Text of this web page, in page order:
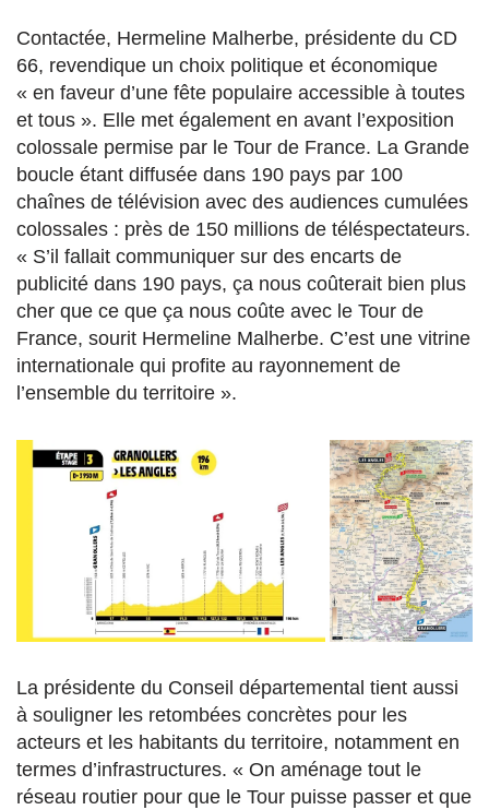
Contactée, Hermeline Malherbe, présidente du CD
66, revendique un choix politique et économique
« en faveur d’une fête populaire accessible à toutes
et tous ». Elle met également en avant l’exposition
colossale permise par le Tour de France. La Grande
boucle étant diffusée dans 190 pays par 100
chaînes de télévision avec des audiences cumulées
colossales : près de 150 millions de téléspectateurs.
« S’il fallait communiquer sur des encarts de
publicité dans 190 pays, ça nous coûterait bien plus
cher que ce que ça nous coûte avec le Tour de
France, sourit Hermeline Malherbe. C’est une vitrine
internationale qui profite au rayonnement de
l’ensemble du territoire ».
La présidente du Conseil départemental tient aussi
à souligner les retombées concrètes pour les
acteurs et les habitants du territoire, notamment en
termes d’infrastructures. « On aménage tout le
réseau routier pour que le Tour puisse passer et que